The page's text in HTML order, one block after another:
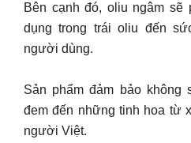
Bên cạnh đó, oliu ngâm sẽ
dụng trong trái oliu đến
người dùng.
Sản phẩm đảm bảo không
đem đến những tinh hoa từ
người Việt.